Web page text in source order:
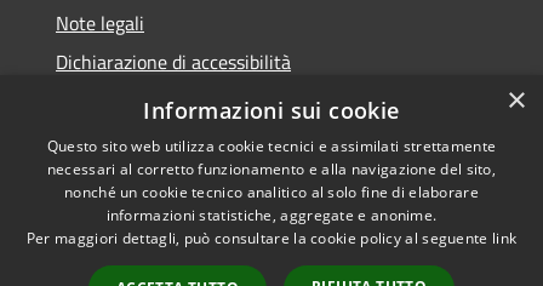
Note legali
Dichiarazione di accessibilità
Obbiettivi di Accessibilità
Accessibilità
Copyright © 2026 • Comune di
Torre De' Passeri • Powered by
×
Informazioni sui cookie
Questo sito web utilizza cookie tecnici e assimilati strettamente
necessari al corretto funzionamento e alla navigazione del sito,
nonché un cookie tecnico analitico al solo fine di elaborare
informazioni statistiche, aggregate e anonime.
Per maggiori dettagli, può consultare la cookie policy al seguente link